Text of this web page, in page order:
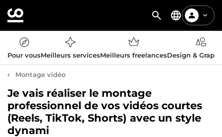
Pour vousMeilleurs servicesMeilleurs freelancesDesign &
Montage vidéo
Je vais réaliser le montage
professionnel de vos vidéos courtes
(Reels, TikTok, Shorts) avec un style
dynami